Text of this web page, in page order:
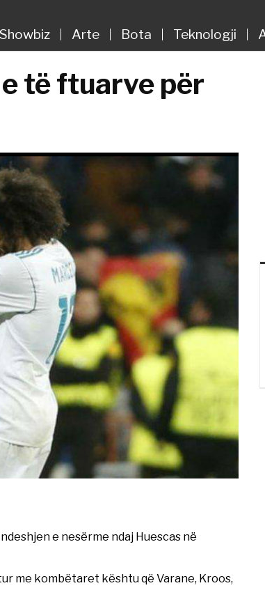
Showbiz Arte Bota Teknologji
të ftuarve për
e nesërme ndaj Huescas në
me kombëtaret kështu që Varane, Kroos,